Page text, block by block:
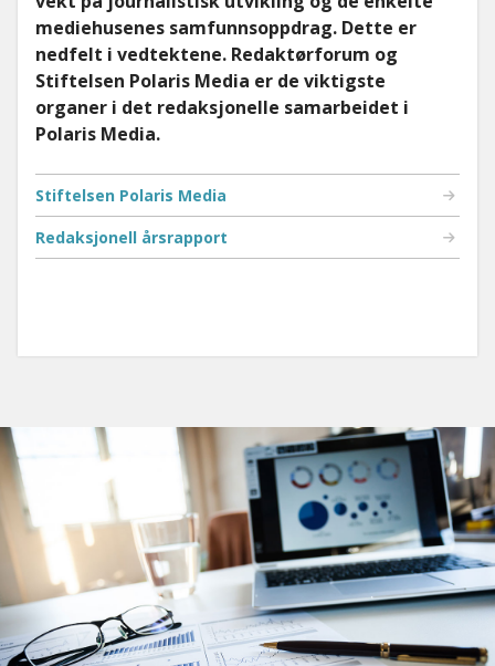
mediehusenes samfunnsoppdrag. Dette er
nedfelt i vedtektene. Redaktørforum og
Stiftelsen Polaris Media er de viktigste
organer i det redaksjonelle samarbeidet i
Polaris Media.
Stiftelsen Polaris Media
Redaksjonell årsrapport